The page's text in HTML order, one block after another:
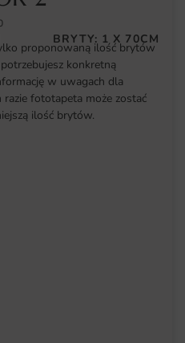
BRYTY: 1 X 70CM
proponowaną ilość brytów
konkretną
w uwagach dla
fototapeta może zostać
ilość brytów.